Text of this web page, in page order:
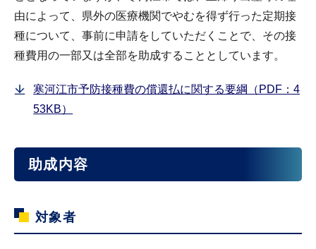
由によって、県外の医療機関でやむを得ず行った定期接
種について、事前に申請をしていただくことで、その接
種費用の一部又は全部を助成することとしています。
寒河江市予防接種費の償還払に関する要綱（PDF：4
53KB）
助成内容
対象者